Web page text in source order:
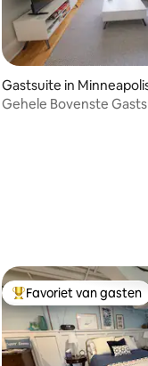
van 4,89 op
Gastsuite in
Gehele Bovenste
Topfavoriet van gasten
Favoriet van gasten